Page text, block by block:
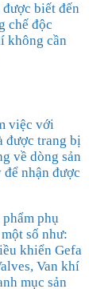
biết đến
chế độc
không cần
việc với
được trang bị
về dòng sản
nhận được
phụ
số như:
khiển Gefa
Van khí
mục sản